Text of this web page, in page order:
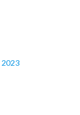
2023